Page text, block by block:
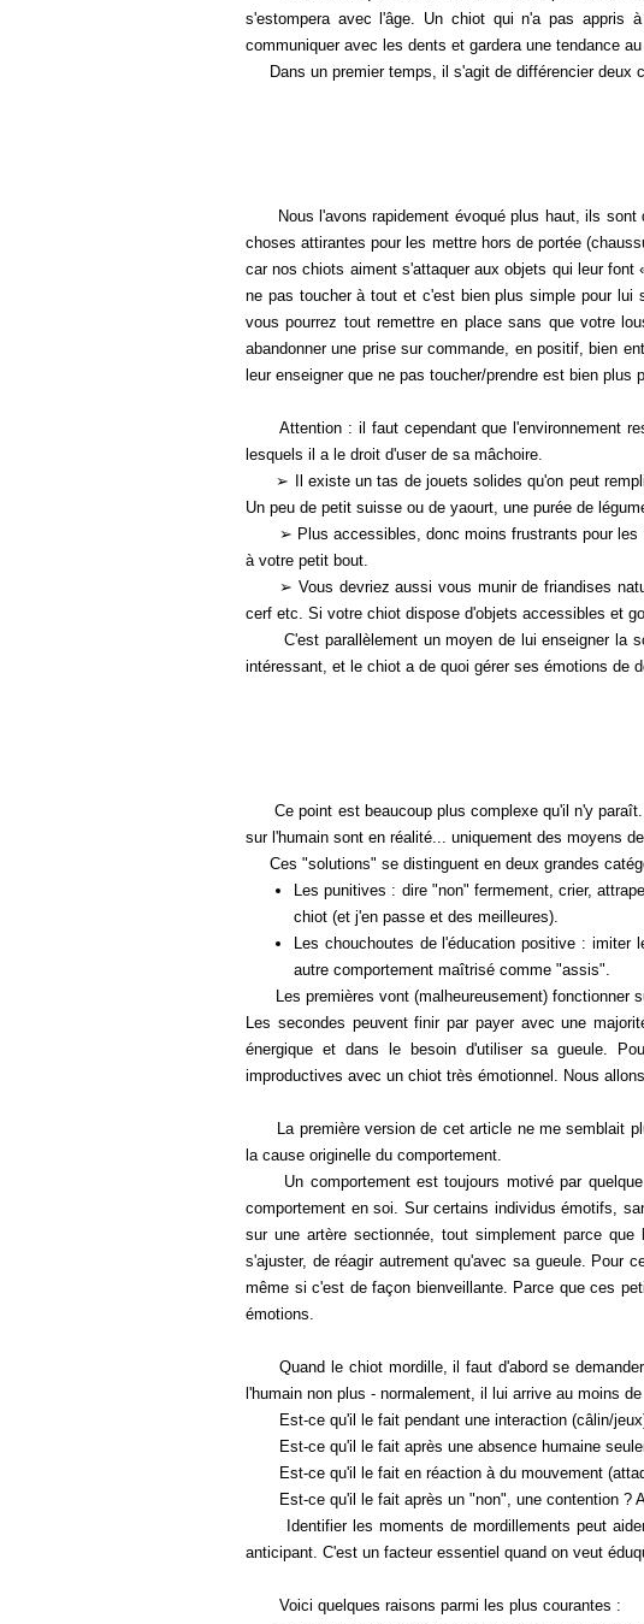
s'estompera avec l'âge. Un chiot qui n'a pas appris
communiquer avec les dents et gardera une tendance
Dans un premier temps, il s'agit de différencier deux
Nous l'avons rapidement évoqué plus haut, ils sont
choses attirantes pour les mettre hors de portée
car nos chiots aiment s'attaquer aux objets qui leur
ne pas toucher à tout et c'est bien plus simple pour
vous pourrez tout remettre en place sans que votre
abandonner une prise sur commande, en positif, bien
leur enseigner que ne pas toucher/prendre est bien plus
Attention : il faut cependant que l'environnement
lesquels il a le droit d'user de sa mâchoire.
➢ Il existe un tas de jouets solides qu'on peut remplir
Un peu de petit suisse ou de yaourt, une purée de
➢ Plus accessibles, donc moins frustrants pour les
à votre petit bout.
➢ Vous devriez aussi vous munir de friandises
cerf etc. Si votre chiot dispose d'objets accessibles et
C'est parallèlement un moyen de lui enseigner la
intéressant, et le chiot a de quoi gérer ses émotions de
Ce point est beaucoup plus complexe qu'il n'y paraît.
sur l'humain sont en réalité... uniquement des moyens
Ces "solutions" se distinguent en deux grandes
Les punitives : dire "non" fermement, crier,
chiot (et j'en passe et des meilleures).
Les chouchoutes de l'éducation positive :
autre comportement maîtrisé comme "assis".
Les premières vont (malheureusement) fonctionner
Les secondes peuvent finir par payer avec une
énergique et dans le besoin d'utiliser sa gueule.
improductives avec un chiot très émotionnel. Nous
La première version de cet article ne me semblait
la cause originelle du comportement.
Un comportement est toujours motivé par quelque
comportement en soi. Sur certains individus émotifs,
sur une artère sectionnée, tout simplement parce
s'ajuster, de réagir autrement qu'avec sa gueule. Pour
même si c'est de façon bienveillante. Parce que ces
émotions.
Quand le chiot mordille, il faut d'abord se demander
l'humain non plus - normalement, il lui arrive au moins
Est-ce qu'il le fait pendant une interaction (câlin/
Est-ce qu'il le fait après une absence humaine
Est-ce qu'il le fait en réaction à du mouvement
Est-ce qu'il le fait après un "non", une contention ?
Identifier les moments de mordillements peut aider
anticipant. C'est un facteur essentiel quand on veut
Voici quelques raisons parmi les plus courantes :